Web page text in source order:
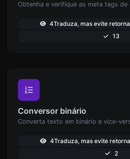
Obtenha e verifique as meta tags de
4Traduza, mas evite
13
Conversor binário
4Traduza, mas evite
2